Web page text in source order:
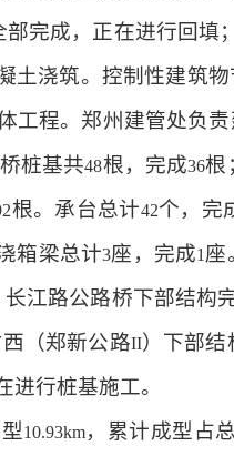
完成，正在进行回填；
土浇筑。控制性建筑物
工程。郑州建管处负
桩基共48根，完成36根
根。承台总计42个，完
箱梁总计3座，完成1 座
江路公路桥下部结构
（郑新公路II）下部结
进行桩基施工。
10.93km，累计成型占